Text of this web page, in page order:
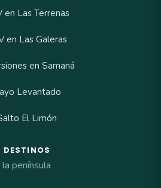
en Las Terrenas
en Las Galeras
en Samaná
Levantado
El Limón
DESTINOS
península